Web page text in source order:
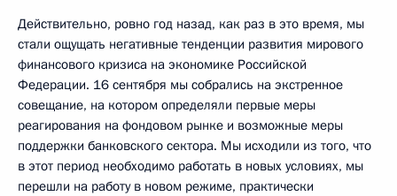
Действительно, ровно год назад, как раз в это время, мы
стали ощущать негативные тенденции развития мирового
финансового кризиса на экономике Российской
Федерации. 16 сентября мы собрались на экстренное
совещание, на котором определяли первые меры
реагирования на фондовом рынке и возможные меры
поддержки банковского сектора. Мы исходили из того, что
в этот период необходимо работать в новых условиях, мы
перешли на работу в новом режиме, практически